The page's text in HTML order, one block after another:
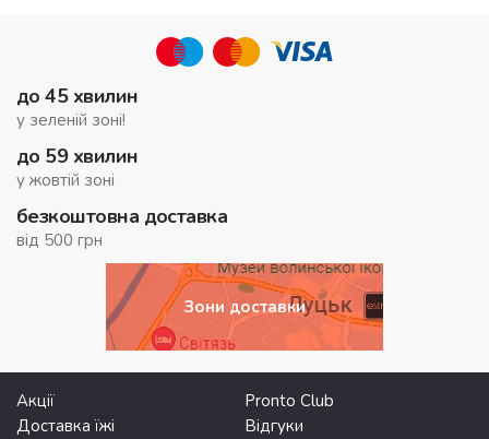
до 45 хвилин
у зеленій зоні!
до 59 хвилин
у жовтій зоні
безкоштовна доставка
від 500 грн
Зони доставки
Акції
Pronto Club
Доставка їжі
Відгуки